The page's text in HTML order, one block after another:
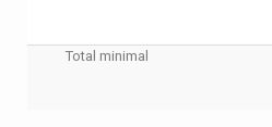
Total minimal